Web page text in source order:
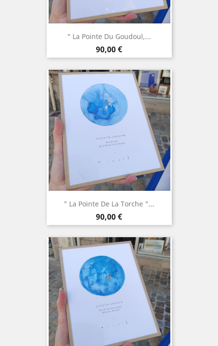
" La Pointe Du Goudoul,...
Prix
90,00 €
" La Pointe De La Torche "...
Prix
90,00 €